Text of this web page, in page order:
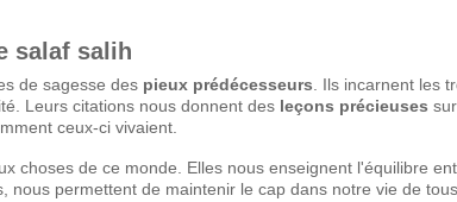
salaf salih
de sagesse des pieux prédécesseurs . Ils incarnent les
Leurs citations nous donnent des leçons précieuses
ceux-ci vivaient.
choses de ce monde. Elles nous enseignent l'équilibre
nous permettent de maintenir le cap dans notre vie de